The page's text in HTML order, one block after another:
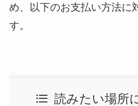
め、以下のお支払い方法に
す。
読みたい場所